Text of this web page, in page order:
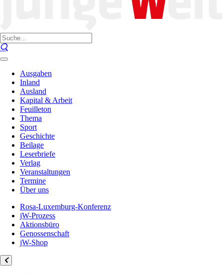
Ausgaben
Inland
Ausland
Kapital & Arbeit
Feuilleton
Thema
Sport
Geschichte
Beilage
Leserbriefe
Verlag
Veranstaltungen
Termine
Über uns
Rosa-Luxemburg-Konferenz
jW-Prozess
Aktionsbüro
Genossenschaft
jW-Shop